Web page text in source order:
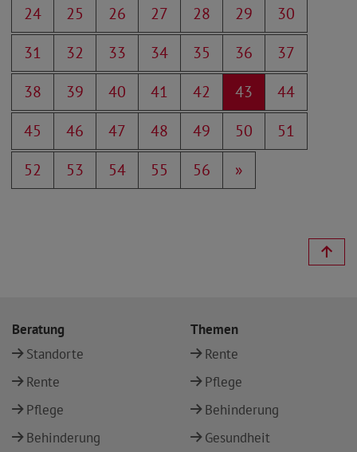
24
25 26 27 28 29
30
31
32 33 34 35 36
37
38
39 40 41 42 43
44
45
46 47 48 49 50
51
52
53 54 55 56 »
Beratung
Standorte
Rente
Pflege
Behinderung
Themen
Rente
Pflege
Behinderung
Gesundheit